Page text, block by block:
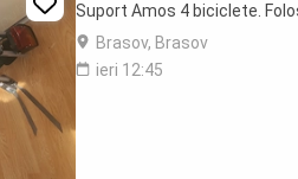
Suport Amos 4 biciclete.
Brasov, Brasov
ieri 12:45